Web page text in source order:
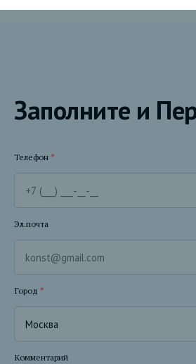
Заполните и
Телефон *
Эл.почта
Город *
Комментарий